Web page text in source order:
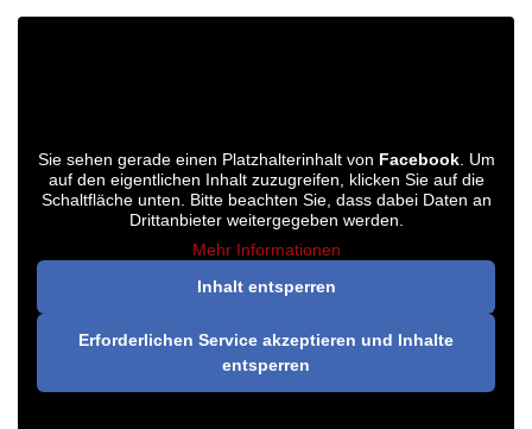
Sie sehen gerade einen Platzhalterinhalt von Facebook. Um
auf den eigentlichen Inhalt zuzugreifen, klicken Sie auf die
Schaltfläche unten. Bitte beachten Sie, dass dabei Daten an
Drittanbieter weitergegeben werden.
Mehr Informationen
Inhalt entsperren
Erforderlichen Service akzeptieren und Inhalte
entsperren